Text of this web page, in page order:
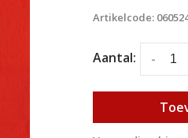
Artikelcode:
Aantal: -